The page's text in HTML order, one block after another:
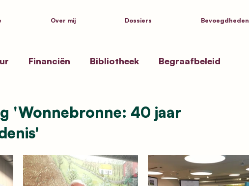
Over mij Dossiers Bevoegdheden
Financiën Bibliotheek Begraafbeleid
'Wonnebronne: 40 jaar